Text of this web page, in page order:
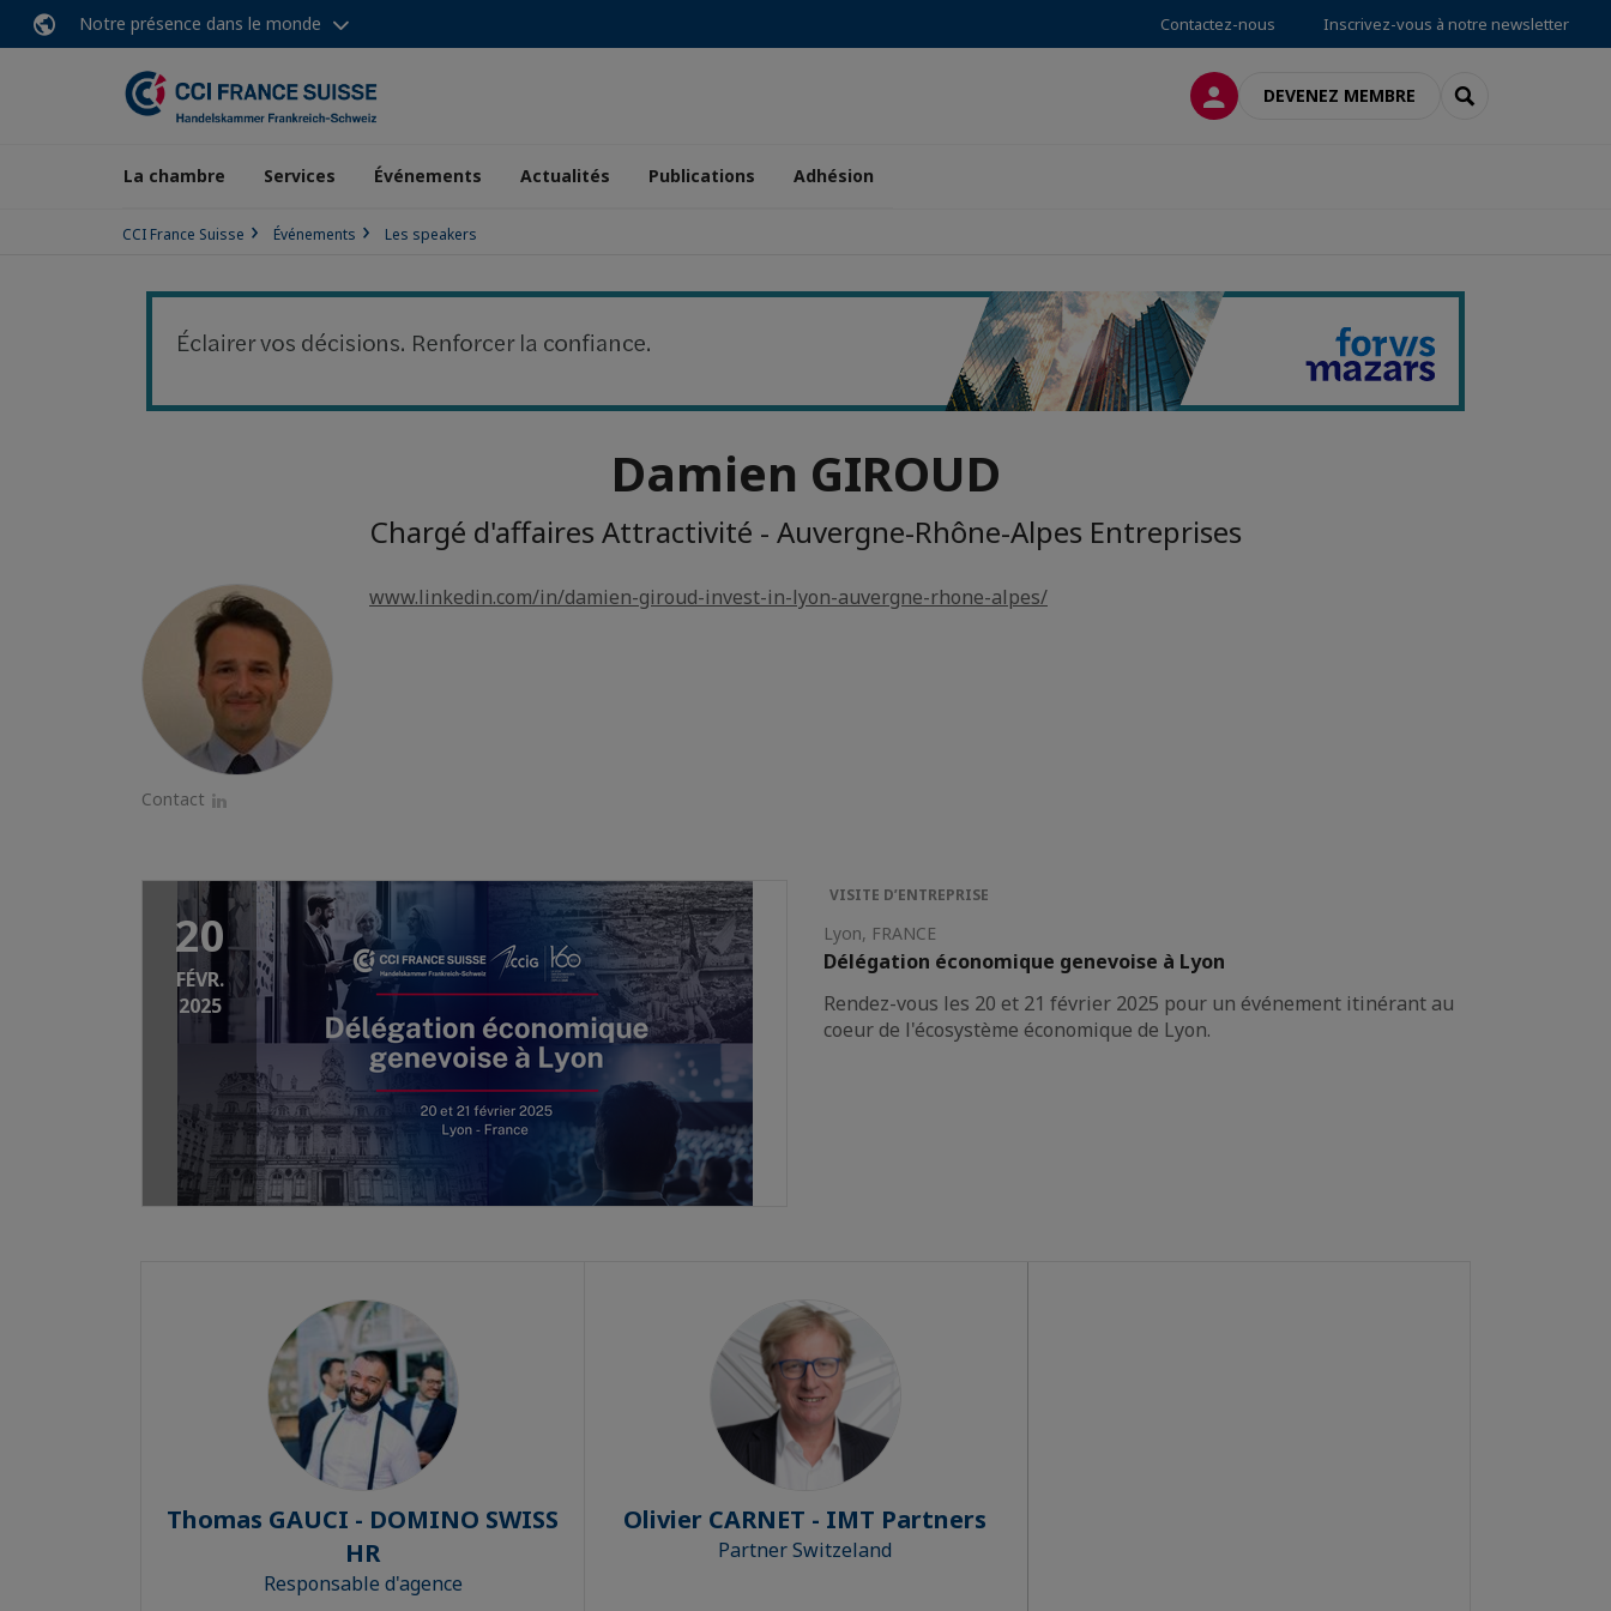
Notre présence dans le monde Contactez-nous Inscrivez-vous à notre newsletter
CONNEXIONDEVENEZ MEMBRE RECHERCHER
La chambre Services Événements Actualités Publications Adhésion
CCI France Suisse Événements Les speakers
Damien GIROUD
Chargé d'affaires Attractivité - Auvergne-Rhône-Alpes Entreprises
Contact
www.linkedin.com/in/damien-giroud-invest-in-lyon-auvergne-rhone-alpes/
20
FÉVR.
2025
VISITE D’ENTREPRISE
Lyon, FRANCE
Délégation économique genevoise à Lyon
Rendez-vous les 20 et 21 février 2025 pour un événement itinérant au
coeur de l'écosystème économique de Lyon.
Thomas GAUCI - DOMINO SWISS
HR
Responsable d'agence
Olivier CARNET - IMT Partners
Partner Switzeland